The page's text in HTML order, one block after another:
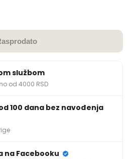
službom
od 4000 RSD
100 dana bez navođenja
na Facebooku